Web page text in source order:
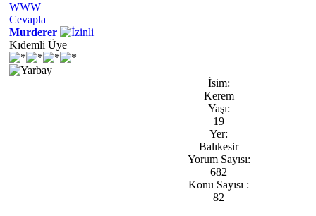
WWW
Cevapla
Murderer
Kıdemli Üye
İsim:
Kerem
Yaşı:
19
Yer:
Balıkesir
Yorum Sayısı:
682
Konu Sayısı :
82